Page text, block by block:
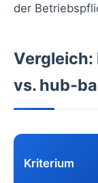
der
Vergleich:
vs.
Kriterium